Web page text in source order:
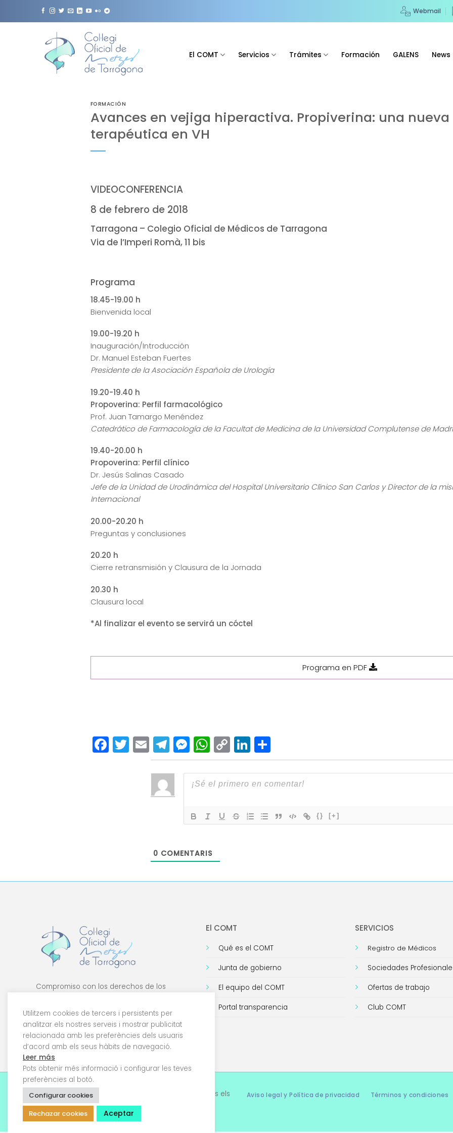
Webmail
El COMT Servicios Trámites Formación GALENS News
FORMACIÓN
Avances en vejiga hiperactiva. Propiverina: una
terapéutica en VH
VIDEOCONFERENCIA
8 de febrero de 2018
Tarragona – Colegio Oficial de Médicos de Tarragona
Via de l’Imperi Romà, 11 bis
Programa
18.45-19.00 h
Bienvenida local
19.00-19.20 h
Inauguración/Introducción
Dr. Manuel Esteban Fuertes
Presidente de la Asociación Española de Urología
19.20-19.40 h
Propoverina: Perfil farmacológico
Prof. Juan Tamargo Menéndez
Catedrático de Farmacología de la Facultat de Medicina de la Universidad Complutense de
19.40-20.00 h
Propoverina: Perfil clínico
Dr. Jesús Salinas Casado
Jefe de la Unidad de Urodinámica del Hospital Universitario Clínico San Carlos y Director de la
Internacional
20.00-20.20 h
Preguntas y conclusiones
20.20 h
Cierre retransmisión y Clausura de la Jornada
20.30 h
Clausura local
*Al finalizar el evento se servirá un cóctel
Programa en PDF
Facebook
Twitter
EmailTelegram
Messenger
WhatsApp
Copy
Link
LinkedIn
Compartir
{} [+]
0 COMENTARIS
Compromiso con los derechos de los
la tecnología.
El COMT
Qué es el COMT
Junta de gobierno
El equipo del COMT
Portal transparencia
SERVICIOS
Registro de Médicos
Sociedades
Ofertas de trabajo
Club COMT
© 2026 Col·legi Oficial de Metges de Tarragona. Tots els
drets reservats
Aviso legal y Política de privacidad Términos y condiciones
Utilitzem cookies de tercers i persistents per
analitzar els nostres serveis i mostrar publicitat
relacionada amb les preferències dels usuaris
d’acord amb els seus hàbits de navegació.
Leer más
Pots obtenir més informació i configurar les teves
preferències al botó.
Configurar cookies
Rechazar cookies
Aceptar